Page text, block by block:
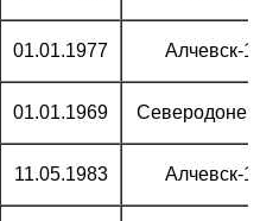
01.01.1977 Алчевск-1
01.01.1969
11.05.1983 Алчевск-1